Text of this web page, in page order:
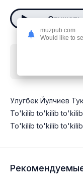
Слушать
Улугбек Йулчиев
To'kilib to'kilib
To'kilib to'kilib
muzpub.com
Would like to